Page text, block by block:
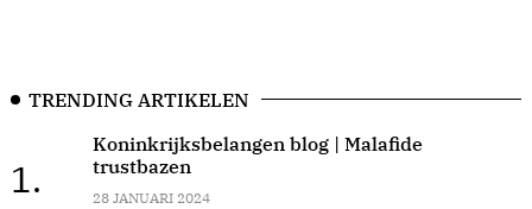
TRENDING ARTIKELEN
1.
Koninkrijksbelangen blog | Malafide
trustbazen
28 JANUARI 2024